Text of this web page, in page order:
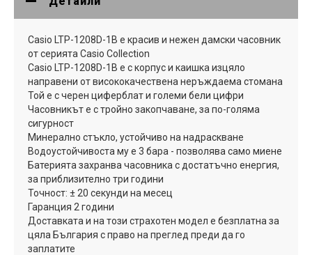
Casio LTP-1208D-1B е красив и нежен дамски часовник
от серията Casio Collection
Casio LTP-1208D-1B е с корпус и каишка изцяло
направени от висококачествена неръждаема стомана
Той е с черен циферблат и големи бели цифри
Часовникът е с тройно закопчаване, за по-голяма
сигурност
Минерално стъкло, устойчиво на надраскване
Водоустойчивоста му е 3 бара - позволява само миене
Батерията захранва часовника с достатъчно енергия,
за приблизително три години
Точност: ± 20 секунди на месец
Гаранция 2 години
Доставката и на този страхотен модел е безплатна за
цяла България с право на преглед преди да го
заплатите